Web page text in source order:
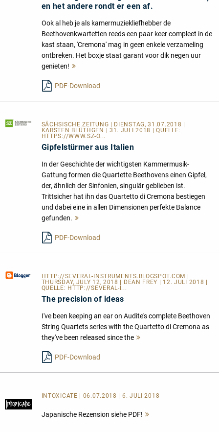
en het andere rondt er een af.
Ook al heb je als kamermuziekliefhebber de
Beethovenkwartetten reeds een paar keer compleet in de
kast staan, 'Cremona' mag in geen enkele verzameling
ontbreken. Het boxje staat garant voor dik negen uur
genieten!
PDF-Download
SÄCHSISCHE ZEITUNG
| DIENSTAG, 31.07.2018 |
KARSTEN BLÜTHGEN | 31. JULI 2018 | QUELLE:
HTTPS://WWW.SZ-O...
Gipfelstürmer aus Italien
In der Geschichte der wichtigsten Kammermusik-
Gattung formen die Quartette Beethovens einen Gipfel,
der, ähnlich der Sinfonien, singulär geblieben ist.
Trittsicher hat ihn das Quartetto di Cremona bestiegen
und dabei eine in allen Dimensionen perfekte Balance
gefunden.
PDF-Download
HTTP://SEVERAL-INSTRUMENTS.BLOGSPOT.COM
THURSDAY, JULY 12, 2018 | DEAN FREY | 12. JULI 2018 |
QUELLE: HTTP://SEVERAL-I...
The precision of ideas
I've been keeping an ear on Audite's complete Beethoven
String Quartets series with the Quartetto di Cremona as
they've been released since the
PDF-Download
INTOXICATE | 06.07.2018 | 6. JULI 2018
Japanische Rezension siehe PDF!